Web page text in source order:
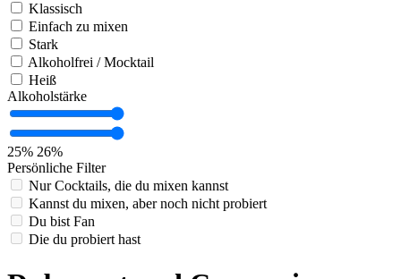
Klassisch
Einfach zu mixen
Stark
Alkoholfrei / Mocktail
Heiß
Alkoholstärke
25% 26%
Persönliche Filter
Nur Cocktails, die du mixen kannst
Kannst du mixen, aber noch nicht probiert
Du bist Fan
Die du probiert hast